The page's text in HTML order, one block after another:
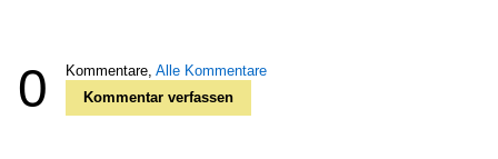
0 Kommentare, Alle Kommentare
Kommentar verfassen